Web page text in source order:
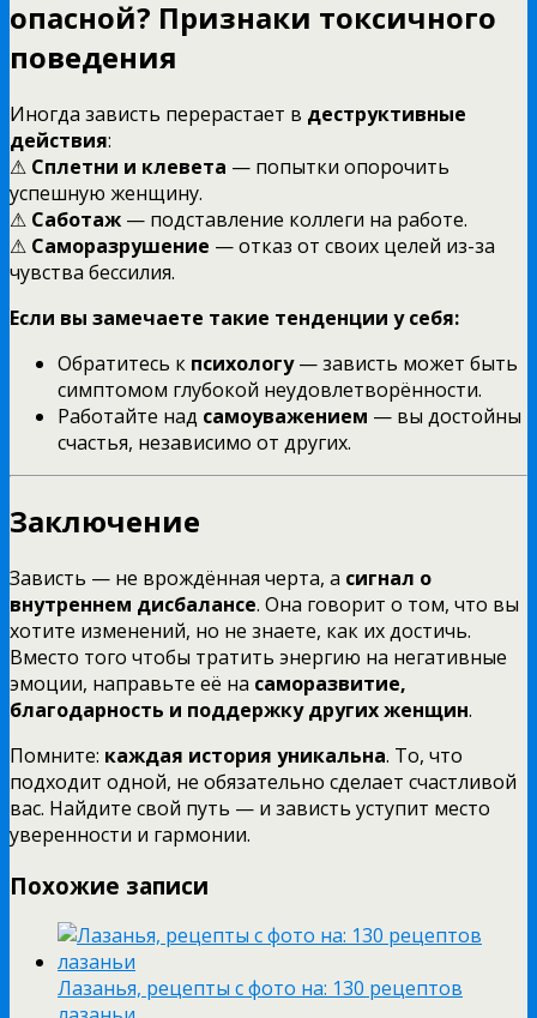
опасной? Признаки токсичного
поведения
Иногда зависть перерастает в деструктивные
действия:
⚠ Сплетни и клевета — попытки опорочить
успешную женщину.
⚠ Саботаж — подставление коллеги на работе.
⚠ Саморазрушение — отказ от своих целей из-за
чувства бессилия.
Если вы замечаете такие тенденции у себя:
Обратитесь к психологу— зависть может быть
симптомом глубокой неудовлетворённости.
Работайте над самоуважением — вы достойны
счастья, независимо от других.
Заключение
Зависть — не врождённая черта, а сигнал о
внутреннем дисбалансе. Она говорит о том, что вы
хотите изменений, но не знаете, как их достичь.
Вместо того чтобы тратить энергию на негативные
эмоции, направьте её на саморазвитие,
благодарность и поддержку других женщин.
Помните: каждая история уникальна. То, что
подходит одной, не обязательно сделает счастливой
вас. Найдите свой путь — и зависть уступит место
уверенности и гармонии.
Похожие записи
Лазанья, рецепты с фото на: 130 рецептов